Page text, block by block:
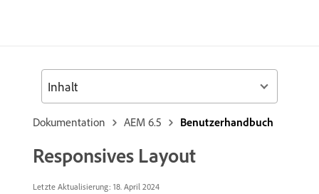
Dokumentation AEM 6.5 Benutzerhandbuch
Responsives Layout
Letzte Aktualisierung: 18. April 2024
Inhalt